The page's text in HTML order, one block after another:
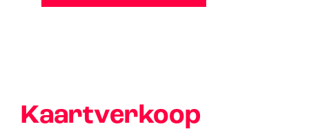
Kaartverkoop